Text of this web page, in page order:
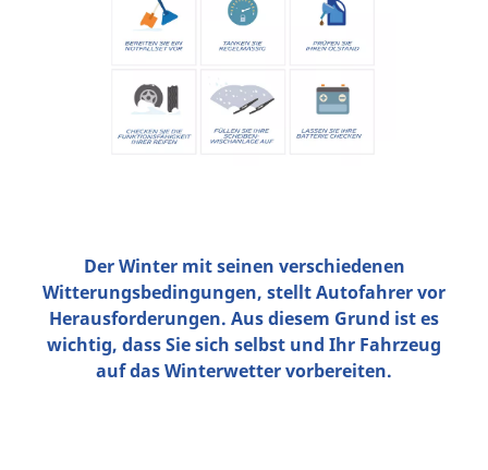
Der Winter mit seinen verschiedenen
Witterungsbedingungen, stellt Autofahrer vor
Herausforderungen. Aus diesem Grund ist es
wichtig, dass Sie sich selbst und Ihr Fahrzeug
auf das Winterwetter vorbereiten.